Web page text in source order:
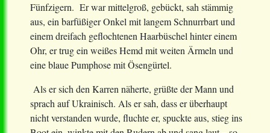
Fünfzigern. Er war mittelgroß, gebückt, sah stämmig
aus, ein barfüßiger Onkel mit langem Schnurrbart und
einem dreifach geflochtenen Haarbüschel hinter einem
Ohr, er trug ein weißes Hemd mit weiten Ärmeln und
eine blaue Pumphose mit Ösengürtel.
Als er sich den Karren näherte, grüßte der Mann und
sprach auf Ukrainisch. Als er sah, dass er überhaupt
nicht verstanden wurde, fluchte er, spuckte aus, stieg ins